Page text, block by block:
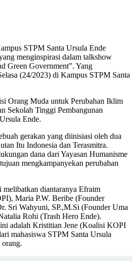
STPM Santa Ursula Ende
menginspirasi dalam talkshow
Green Government”. Yang
(24/2023) di Kampus STPM Santa
Orang Muda untuk Perubahan Iklim
Sekolah Tinggi Pembangunan
Ende.
gerakan yang diinisiasi oleh dua
Itu Indonesia dan Terasmitra.
dana dari Yayasan Humanisme
mengkampanyekan perubahan
melibatkan diantaranya Efraim
Maria P.W. Beribe (Founder
Sri Wahyuni, SP.,M.Si (Founder Uma
Rohi (Trash Hero Ende).
adalah Kristitian Jene (Koalisi KOPI
mahasiswa STPM Santa Ursula
orang.